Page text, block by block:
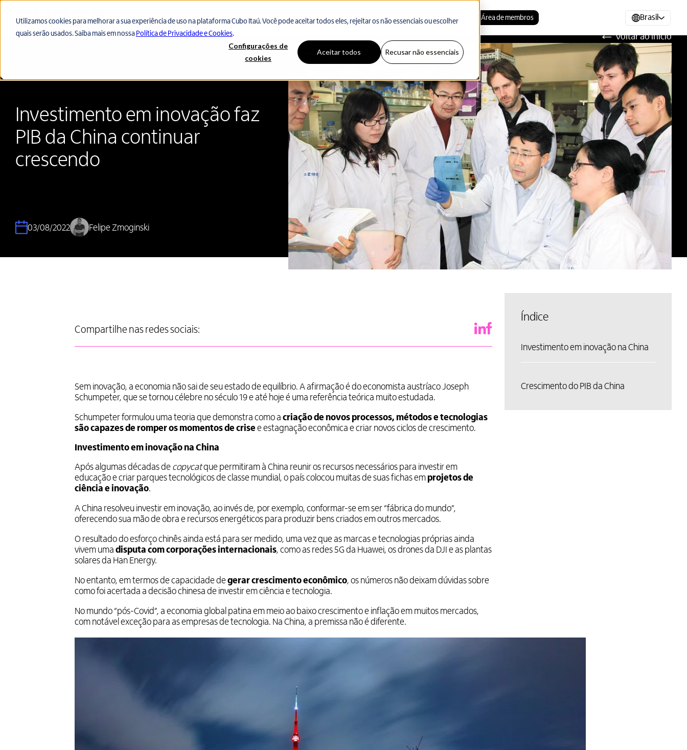
Utilizamos cookies para melhorar a sua experiência de uso na plataforma Cubo Itaú. Você pode aceitar todos eles, rejeitar os não essenciais ou escolher
quais serão usados. Saiba mais em nossa Política de Privacidade e Cookies.
Configurações de
cookies
Aceitar todos Recusar não essenciais
Startups Corporates Partners Investors Hubs InstitucionalEventos Academy Área de membros Brasil
Voltar ao início
Investimento em inovação faz
PIB da China continuar
crescendo
03/08/2022 Felipe Zmoginski
Compartilhe nas redes sociais:
Sem inovação, a economia não sai de seu estado de equilíbrio. A afirmação é do economista austríaco Joseph
Schumpeter, que se tornou célebre no século 19 e até hoje é uma referência teórica muito estudada.
Schumpeter formulou uma teoria que demonstra como a criação de novos processos, métodos e tecnologias
são capazes de romper os momentos de crise e estagnação econômica e criar novos ciclos de crescimento.
Investimento em inovação na China
Após algumas décadas de copycatque permitiram à China reunir os recursos necessários para investir em
educação e criar parques tecnológicos de classe mundial, o país colocou muitas de suas fichas em projetos de
ciência e inovação.
A China resolveu investir em inovação, ao invés de, por exemplo, conformar-se em ser “fábrica do mundo”,
oferecendo sua mão de obra e recursos energéticos para produzir bens criados em outros mercados.
O resultado do esforço chinês ainda está para ser medido, uma vez que as marcas e tecnologias próprias ainda
vivem uma disputa com corporações internacionais, como as redes 5G da Huawei, os drones da DJI e as plantas
solares da Han Energy.
No entanto, em termos de capacidade degerar crescimento econômico, os números não deixam dúvidas sobre
como foi acertada a decisão chinesa de investir em ciência e tecnologia.
No mundo “pós-Covid”, a economia global patina em meio ao baixo crescimento e inflação em muitos mercados,
com notável exceção para as empresas de tecnologia. Na China, a premissa não é diferente.
Índice
Investimento em inovação na China
Crescimento do PIB da China